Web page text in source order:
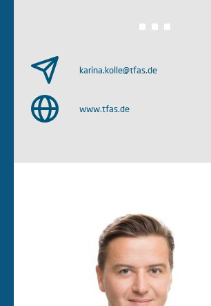
karina.kolle@tfas.de
www.tfas.de